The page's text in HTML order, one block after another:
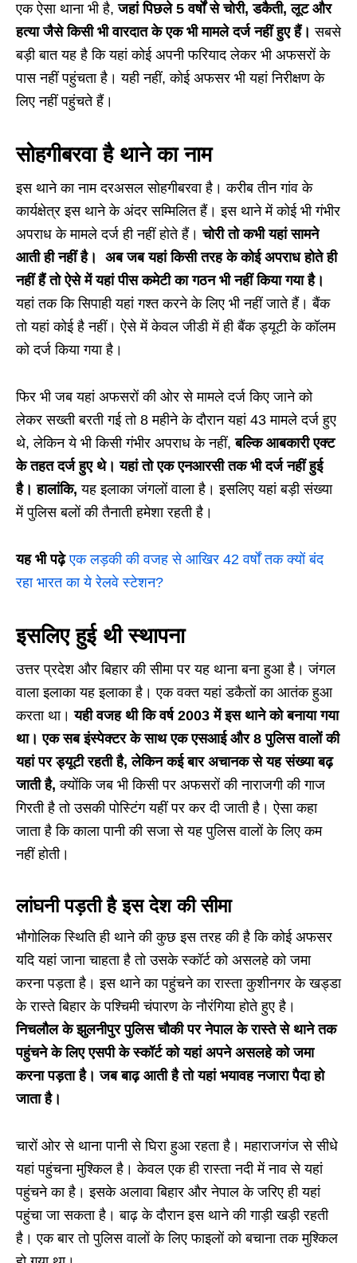
एक ऐसा थाना भी है,जहां पिछले 5 वर्षों से चोरी, डकैती, लूट और
हत्या जैसे किसी भी वारदात के एक भी मामले दर्ज नहीं हुए हैं।सबसे
बड़ी बात यह है कि यहां कोई अपनी फरियाद लेकर भी अफसरों के
पास नहीं पहुंचता है। यही नहीं, कोई अफसर भी यहां निरीक्षण के
लिए नहीं पहुंचते हैं।
सोहगीबरवा है थाने का नाम
इस थाने का नाम दरअसल सोहगीबरवा है। करीब तीन गांव के
कार्यक्षेत्र इस थाने के अंदर सम्मिलित हैं। इस थाने में कोई भी गंभीर
अपराध के मामले दर्ज ही नहीं होते हैं। चोरी तो कभी यहां सामने
आती ही नहीं है। अब जब यहां किसी तरह के कोई अपराध होते ही
नहीं हैं तो ऐसे में यहां पीस कमेटी का गठन भी नहीं किया गया है।
यहां तक कि सिपाही यहां गश्त करने के लिए भी नहीं जाते हैं। बैंक
तो यहां कोई है नहीं। ऐसे में केवल जीडी में ही बैंक ड्यूटी के कॉलम
को दर्ज किया गया है।
फिर भी जब यहां अफसरों की ओर से मामले दर्ज किए जाने को
लेकर सख्ती बरती गई तो 8 महीने के दौरान यहां 43 मामले दर्ज हुए
थे, लेकिन ये भी किसी गंभीर अपराध के नहीं, बल्कि आबकारी एक्ट
के तहत दर्ज हुए थे। यहां तो एक एनआरसी तक भी दर्ज नहीं हुई
है। हालांकि, यह इलाका जंगलों वाला है। इसलिए यहां बड़ी संख्या
में पुलिस बलों की तैनाती हमेशा रहती है।
यह भी पढ़ेएक लड़की की वजह से आखिर 42 वर्षों तक क्यों बंद
रहा भारत का ये रेलवे स्टेशन?
इसलिए हुई थी स्थापना
उत्तर प्रदेश और बिहार की सीमा पर यह थाना बना हुआ है। जंगल
वाला इलाका यह इलाका है। एक वक्त यहां डकैतों का आतंक हुआ
करता था।यही वजह थी कि वर्ष 2003 में इस थाने को बनाया गया
था। एक सब इंस्पेक्टर के साथ एक एसआई और 8 पुलिस वालों की
यहां पर ड्यूटी रहती है, लेकिन कई बार अचानक से यह संख्या बढ़
जाती है, क्योंकि जब भी किसी पर अफसरों की नाराजगी की गाज
गिरती है तो उसकी पोस्टिंग यहीं पर कर दी जाती है। ऐसा कहा
जाता है कि काला पानी की सजा से यह पुलिस वालों के लिए कम
नहीं होती।
लांघनी पड़ती है इस देश की सीमा
भौगोलिक स्थिति ही थाने की कुछ इस तरह की है कि कोई अफसर
यदि यहां जाना चाहता है तो उसके स्कॉर्ट को असलहे को जमा
करना पड़ता है। इस थाने का पहुंचने का रास्ता कुशीनगर के खड्डा
के रास्ते बिहार के पश्चिमी चंपारण के नौरंगिया होते हुए है।
निचलौल के झुलनीपुर पुलिस चौकी पर नेपाल के रास्ते से थाने तक
पहुंचने के लिए एसपी के स्कॉर्ट को यहां अपने असलहे को जमा
करना पड़ता है। जब बाढ़ आती है तो यहां भयावह नजारा पैदा हो
जाता है।
चारों ओर से थाना पानी से घिरा हुआ रहता है। महाराजगंज से सीधे
यहां पहुंचना मुश्किल है। केवल एक ही रास्ता नदी में नाव से यहां
पहुंचने का है। इसके अलावा बिहार और नेपाल के जरिए ही यहां
पहुंचा जा सकता है। बाढ़ के दौरान इस थाने की गाड़ी खड़ी रहती
है। एक बार तो पुलिस वालों के लिए फाइलों को बचाना तक मुश्किल